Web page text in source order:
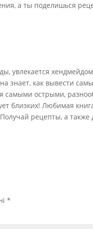
а ты поделишься
увлекается
знает, как вывести
самыми острыми,
близких! Любимая
рецепты, а также
*